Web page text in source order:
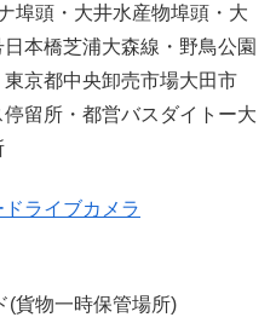
埠頭・大井水産物埠頭・大
本橋芝浦大森線・野鳥公園
京都中央卸売市場大田市
留所・都営バスダイトー大
ライブカメラ
(貨物一時保管場所)